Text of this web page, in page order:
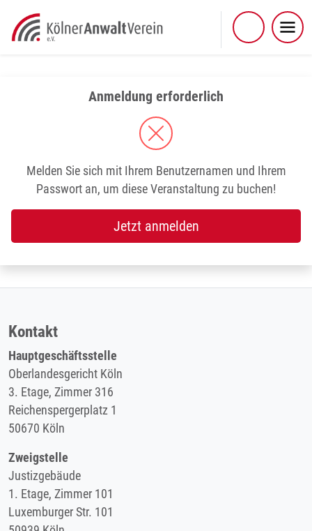
content
Anmeldung erforderlich
Melden Sie sich mit Ihrem Benutzernamen und Ihrem
Passwort an, um diese Veranstaltung zu buchen!
Jetzt anmelden
Kontakt
Hauptgeschäftsstelle
Oberlandesgericht Köln
3. Etage, Zimmer 316
Reichenspergerplatz 1
50670 Köln
Zweigstelle
Justizgebäude
1. Etage, Zimmer 101
Luxemburger Str. 101